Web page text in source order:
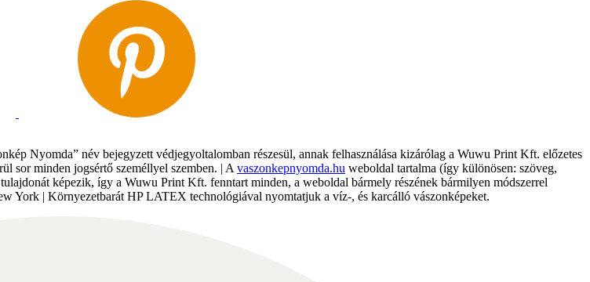
Nyomda” név bejegyzett védjegyoltalomban részesül, annak felhasználása kizárólag a Wuwu Print Kft. előzetes
sor minden jogsértő személlyel szemben. | A vaszonkepnyomda.hu weboldal tartalma (így különösen: szöveg,
képezik, így a Wuwu Print Kft. fenntart minden, a weboldal bármely részének bármilyen módszerrel
York | Környezetbarát HP LATEX technológiával nyomtatjuk a víz-, és karcálló vászonképeket.